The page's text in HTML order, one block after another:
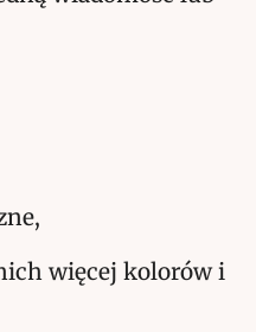
więcej kolorów i